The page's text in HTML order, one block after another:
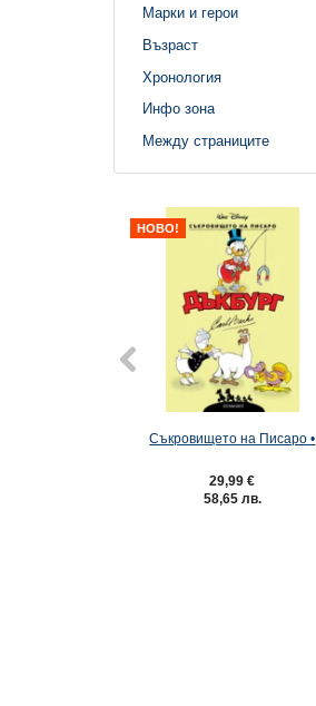
Марки и герои
Възраст
Хронология
Инфо зона
Между страниците
НОВО!
Съкровището на Писаро •
29,99 €
58,65 лв.